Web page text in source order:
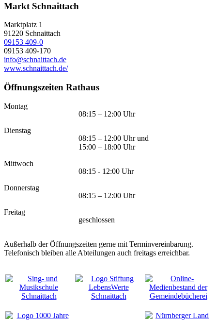
Markt Schnaittach
Marktplatz 1
91220 Schnaittach
09153 409-0
09153 409-170
info@schnaittach.de
www.schnaittach.de/
Öffnungszeiten Rathaus
Montag
08:15 – 12:00 Uhr
Dienstag
08:15 – 12:00 Uhr und
15:00 – 18:00 Uhr
Mittwoch
08:15 - 12:00 Uhr
Donnerstag
08:15 – 12:00 Uhr
Freitag
geschlossen
Außerhalb der Öffnungszeiten gerne mit Terminvereinbarung.
Telefonisch bleiben alle Abteilungen auch freitags erreichbar.